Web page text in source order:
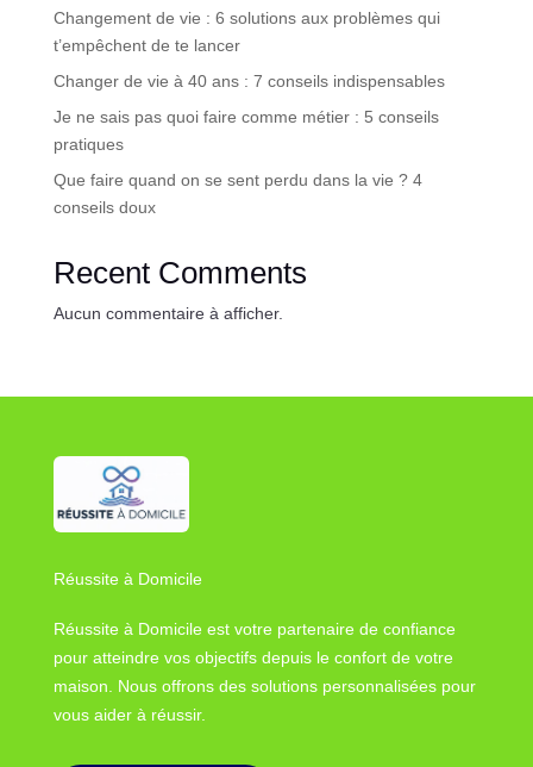
Changement de vie : 6 solutions aux problèmes qui
t’empêchent de te lancer
Changer de vie à 40 ans : 7 conseils indispensables
Je ne sais pas quoi faire comme métier : 5 conseils
pratiques
Que faire quand on se sent perdu dans la vie ? 4
conseils doux
Recent Comments
Aucun commentaire à afficher.
Réussite à Domicile
Réussite à Domicile est votre partenaire de confiance
pour atteindre vos objectifs depuis le confort de votre
maison. Nous offrons des solutions personnalisées pour
vous aider à réussir.